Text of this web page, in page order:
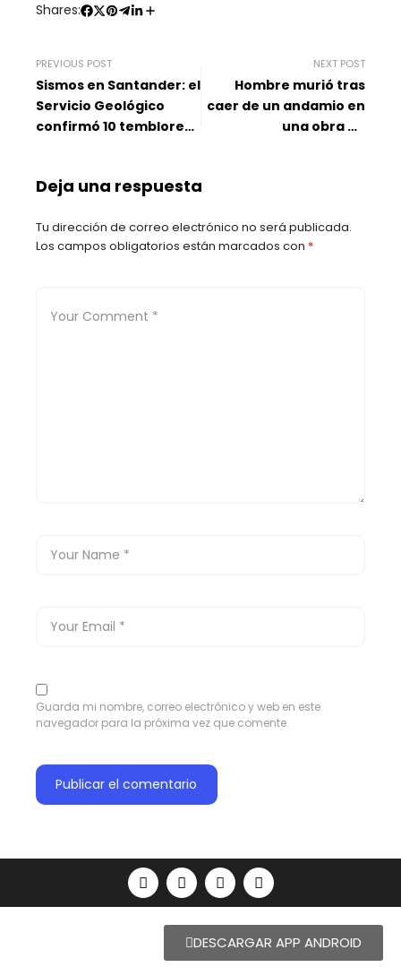
Shares:
PREVIOUS POST
Sismos en Santander: el
Servicio Geológico
confirmó 10 temblores
NEXT POST
Hombre murió tras
caer de un andamio en
una obra de
Deja una respuesta
Tu dirección de correo electrónico no será publicada.
Los campos obligatorios están marcados con *
Guarda mi nombre, correo electrónico y web en este
navegador para la próxima vez que comente.
DESCARGAR APP ANDROID